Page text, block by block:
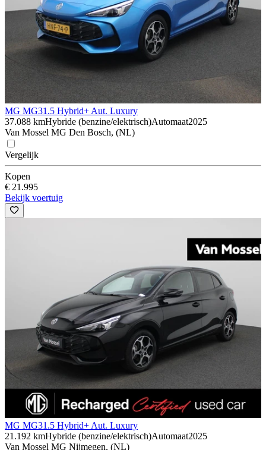
MG MG31.5 Hybrid+ Aut. Luxury
37.088 kmHybride (benzine/elektrisch)Automaat2025
Van Mossel MG Den Bosch, (NL)
Vergelijk
Kopen
€ 21.995
Bekijk voertuig
MG MG31.5 Hybrid+ Aut. Luxury
21.192 kmHybride (benzine/elektrisch)Automaat2025
Van Mossel MG Nijmegen, (NL)